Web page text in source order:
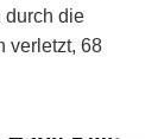
durch die
verletzt, 68